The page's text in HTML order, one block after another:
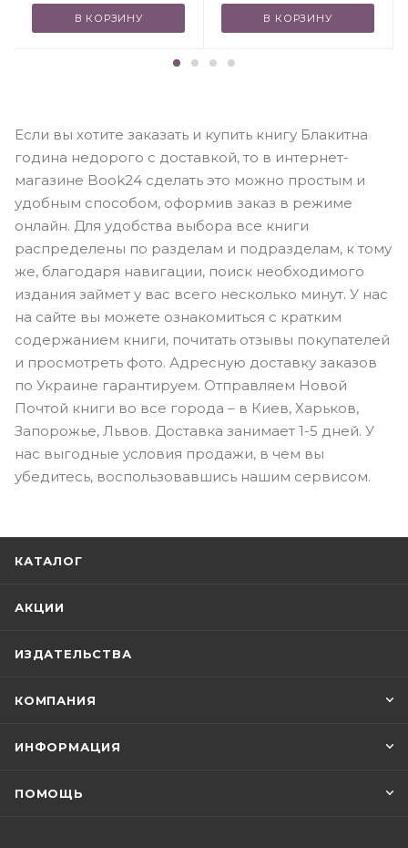
В КОРЗИНУ В КОРЗИНУ
Если вы хотите заказать и купить книгу Блакитна
година недорого с доставкой, то в интернет-
магазине Book24 сделать это можно простым и
удобным способом, оформив заказ в режиме
онлайн. Для удобства выбора все книги
распределены по разделам и подразделам, к тому
же, благодаря навигации, поиск необходимого
издания займет у вас всего несколько минут. У нас
на сайте вы можете ознакомиться с кратким
содержанием книги, почитать отзывы покупателей
и просмотреть фото. Адресную доставку заказов
по Украине гарантируем. Отправляем Новой
Почтой книги во все города – в Киев, Харьков,
Запорожье, Львов. Доставка занимает 1-5 дней. У
нас выгодные условия продажи, в чем вы
убедитесь, воспользовавшись нашим сервисом.
КАТАЛОГ
АКЦИИ
ИЗДАТЕЛЬСТВА
КОМПАНИЯ
ИНФОРМАЦИЯ
ПОМОЩЬ